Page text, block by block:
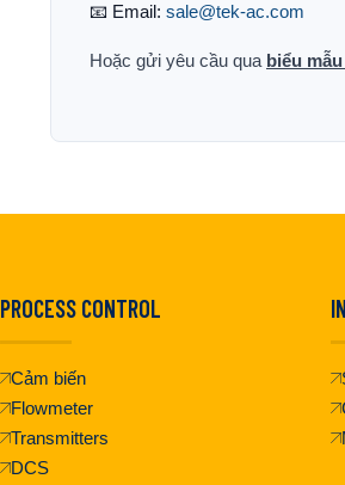
📧 Email: sale@tek-ac.com
Hoặc gửi yêu cầu qua biểu
PROCESS CONTROL
Cảm biến
Flowmeter
Transmitters
DCS